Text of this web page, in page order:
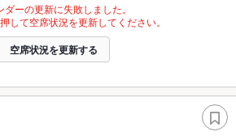
ダーの更新に失敗しました。
して空席状況を更新してください。
空席状況を更新する